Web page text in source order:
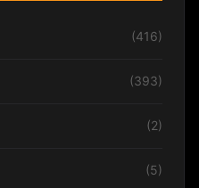
(416)
(393)
(2)
(5)